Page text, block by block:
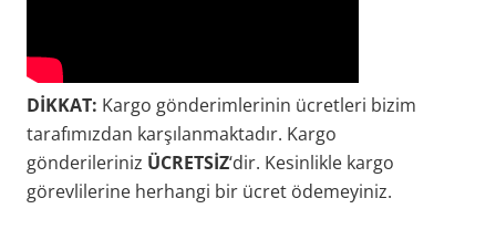
DİKKAT: Kargo gönderimlerinin ücretleri bizim
tarafımızdan karşılanmaktadır. Kargo
gönderileriniz ÜCRETSİZ‘dir. Kesinlikle kargo
görevlilerine herhangi bir ücret ödemeyiniz.